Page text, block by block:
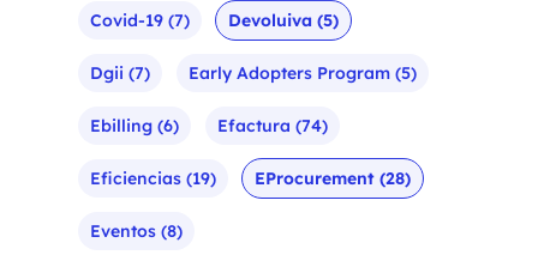
Covid-19 (7) Devoluiva (5)
Dgii (7) Early Adopters Program (5)
Ebilling (6) Efactura (74)
Eficiencias (19) EProcurement (28)
Eventos (8)